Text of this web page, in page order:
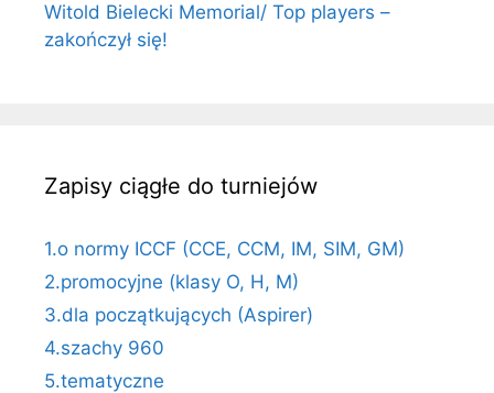
Witold Bielecki Memorial/ Top players –
zakończył się!
Zapisy ciągłe do turniejów
1.o normy ICCF (CCE, CCM, IM, SIM, GM)
2.promocyjne (klasy O, H, M)
3.dla początkujących (Aspirer)
4.szachy 960
5.tematyczne